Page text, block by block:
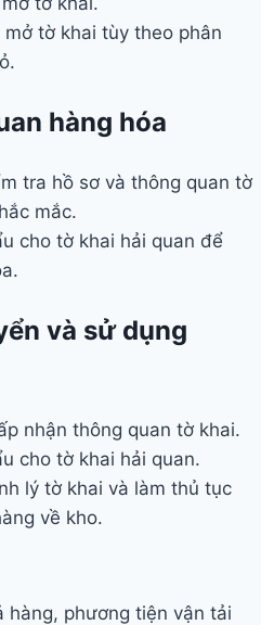
tờ khai tùy theo phân
hàng hóa
tra hồ sơ và thông quan tờ
mắc.
cho tờ khai hải quan để
và sử dụng
nhận thông quan tờ khai.
cho tờ khai hải quan.
lý tờ khai và làm thủ tục
về kho.
hàng, phương tiện vận tải